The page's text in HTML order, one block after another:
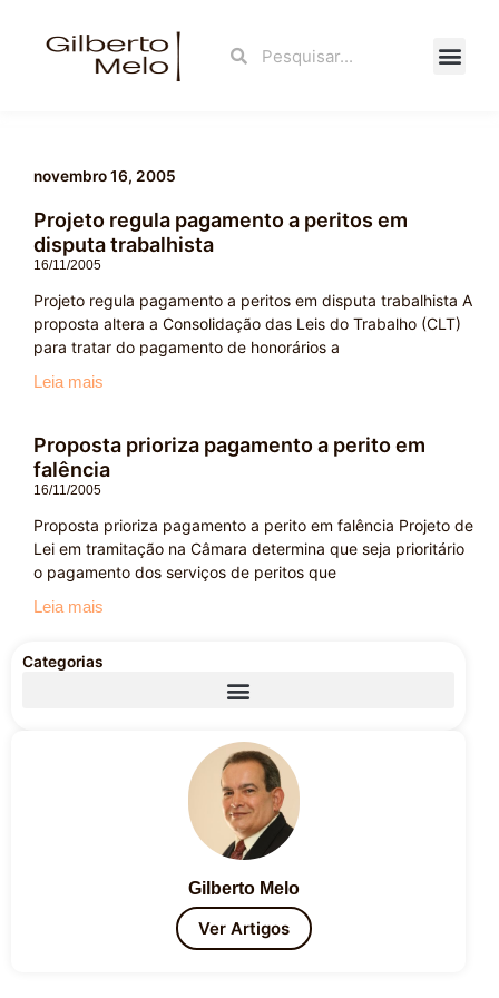
Search
novembro 16, 2005
Projeto regula pagamento a peritos em
disputa trabalhista
16/11/2005
Projeto regula pagamento a peritos em disputa trabalhista A
proposta altera a Consolidação das Leis do Trabalho (CLT)
para tratar do pagamento de honorários a
Leia mais
Proposta prioriza pagamento a perito em
falência
16/11/2005
Proposta prioriza pagamento a perito em falência Projeto de
Lei em tramitação na Câmara determina que seja prioritário
o pagamento dos serviços de peritos que
Leia mais
Categorias
Gilberto Melo
Ver Artigos